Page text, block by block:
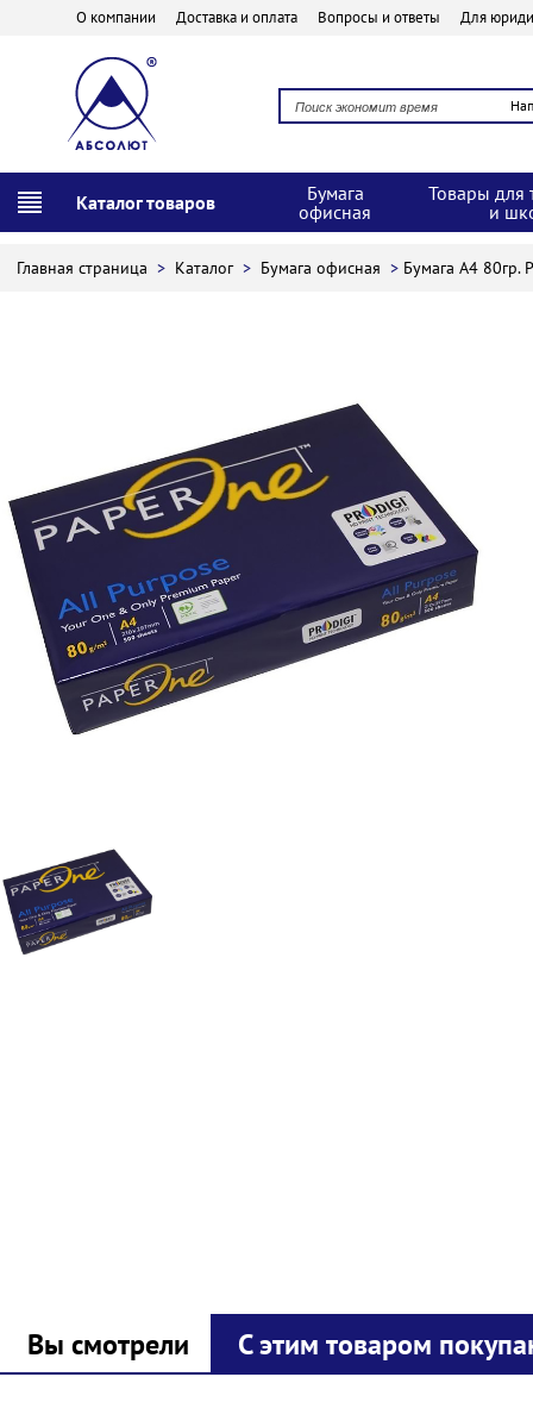
О компании Доставка и оплата Вопросы и ответы Для
Каталог товаров
Бумага
офисная
Товары для
и
Главная страница > Каталог > Бумага офисная > Бумага A4 80гр.
Вы смотрели С этим товаром